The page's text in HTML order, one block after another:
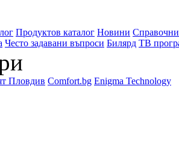
Продуктов каталог Новини
Често задавани въпроси Билярд ТВ
Пловдив Comfort.bg Enigma Technology